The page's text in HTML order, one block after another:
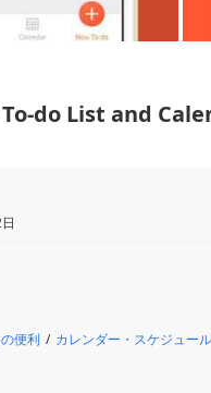
To-do List and
便利 カレンダー・スケジュー